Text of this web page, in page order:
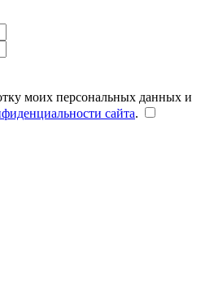
моих персональных данных и
сайта.